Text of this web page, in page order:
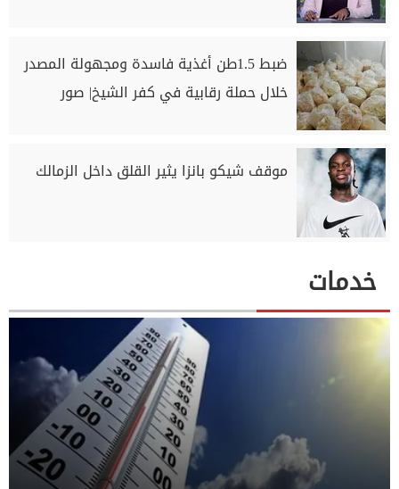
ضبط 1.5طن أغذية فاسدة ومجهولة المصدر
خلال حملة رقابية في كفر الشيخ| صور
موقف شيكو بانزا يثير القلق داخل الزمالك
خدمات